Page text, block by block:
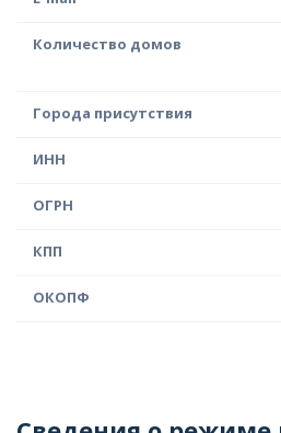
Количество домов
Города присутствия
ИНН
ОГРН
КПП
ОКОПФ